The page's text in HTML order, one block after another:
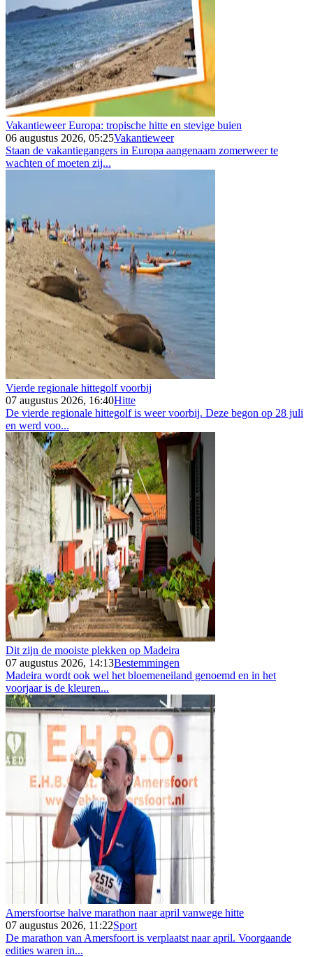
Vakantieweer Europa: tropische hitte en stevige buien
06 augustus 2026, 05:25Vakantieweer
Staan de vakantiegangers in Europa aangenaam zomerweer te
wachten of moeten zij...
Vierde regionale hittegolf voorbij
07 augustus 2026, 16:40Hitte
De vierde regionale hittegolf is weer voorbij. Deze begon op 28 juli
en werd voo...
Dit zijn de mooiste plekken op Madeira
07 augustus 2026, 14:13Bestemmingen
Madeira wordt ook wel het bloemeneiland genoemd en in het
voorjaar is de kleuren...
Amersfoortse halve marathon naar april vanwege hitte
07 augustus 2026, 11:22Sport
De marathon van Amersfoort is verplaatst naar april. Voorgaande
edities waren in...